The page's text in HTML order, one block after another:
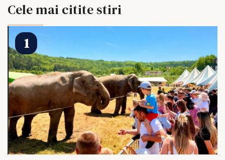
Cele mai citite stiri